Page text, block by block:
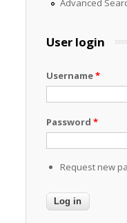
Advanced
User login
Username*
Password *
Request new